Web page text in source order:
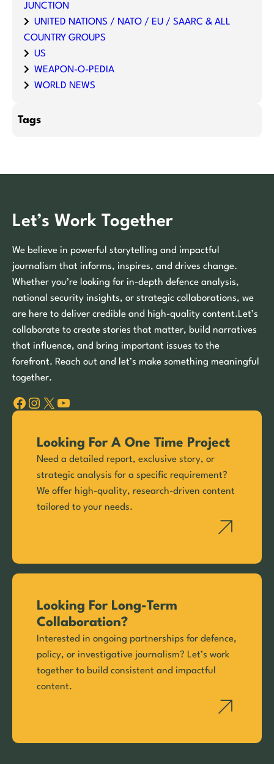
JUNCTION
UNITED NATIONS / NATO / EU / SAARC & ALL
COUNTRY GROUPS
US
WEAPON-O-PEDIA
WORLD NEWS
Tags
Let’s Work Together
We believe in powerful storytelling and impactful
journalism that informs, inspires, and drives change.
Whether you’re looking for in-depth defence analysis,
national security insights, or strategic collaborations, we
are here to deliver credible and high-quality content.Let’s
collaborate to create stories that matter, build narratives
that influence, and bring important issues to the
forefront. Reach out and let’s make something meaningful
together.
Facebook Instagram X YouTube
Looking For A One Time Project
Need a detailed report, exclusive story, or
strategic analysis for a specific requirement?
We offer high-quality, research-driven content
tailored to your needs.
Looking For Long-Term
Collaboration?
Interested in ongoing partnerships for defence,
policy, or investigative journalism? Let’s work
together to build consistent and impactful
content.